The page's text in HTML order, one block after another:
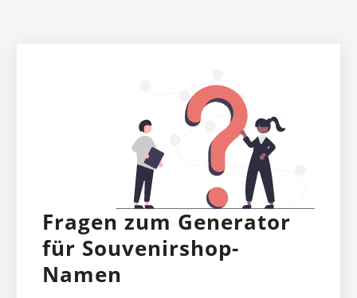
Fragen zum Generator
für Souvenirshop-
Namen